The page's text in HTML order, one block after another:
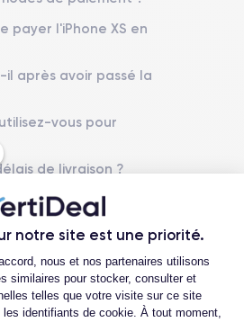
notre site est une priorité.
du
nous et nos partenaires utilisons
similaires pour stocker, consulter et
telles que votre visite sur ce site
identifiants de cookie. À tout moment,
2.24 GHz
Nano-SIM + eSIM
Débloqué
Oui, tous opérateurs
plus sur les caractéristiques de ce
fiche technique de l'iPhone XS.
payer l'iPhone XS en
après avoir passé la
vous pour
de livraison ?
si je change d'avis
reçu le produit ?
un retour ?
le service client ?